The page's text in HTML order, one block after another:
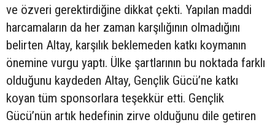
ve özveri gerektirdiğine dikkat çekti. Yapılan maddi
harcamaların da her zaman karşılığının olmadığını
belirten Altay, karşılık beklemeden katkı koymanın
önemine vurgu yaptı. Ülke şartlarının bu noktada farklı
olduğunu kaydeden Altay, Gençlik Gücü’ne katkı
koyan tüm sponsorlara teşekkür etti. Gençlik
Gücü’nün artık hedefinin zirve olduğunu dile getiren